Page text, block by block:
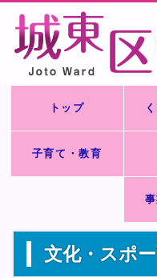
トップ
子育て・教育
文化・スポ